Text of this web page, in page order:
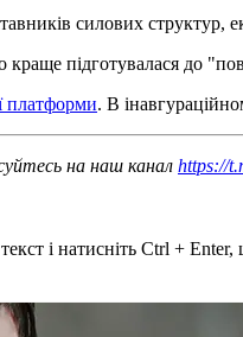
силових структур,
краще підготувалася до
платформи. В
на наш канал https://
і натисніть Ctrl +